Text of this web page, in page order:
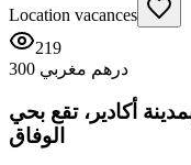
Location vacances
219
300 درهم مغربي
أكادير، تقع بحي
الوفاق